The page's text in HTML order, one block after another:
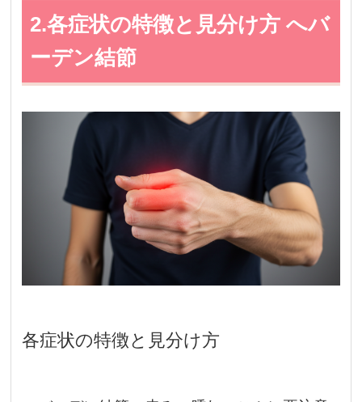
2.各症状の特徴と見分け方 へバ
ーデン結節
各症状の特徴と見分け方